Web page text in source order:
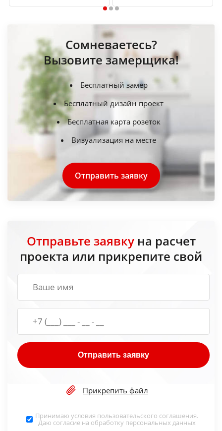
1 2 3
Сомневаетесь?
Вызовите замерщика!
Бесплатный замер
Бесплатный дизайн проект
Бесплатная карта розеток
Визуализация на месте
Отправить заявку
Отправьте заявкуна расчет
проекта или прикрепите свой
Отправить заявку
Прикрепить файл
Принимаю условия пользовательского соглашения.
Даю согласие на обработку персональных данных